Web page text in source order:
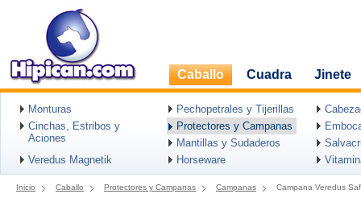
Caballo Cuadra Jinete
Monturas Pechopetrales y Tijerillas
Cinchas, Estribos y
Aciones
Protectores y Campanas
Mantillas y Sudaderos
Veredus Magnetik
Horseware
Inicio Caballo Protectores y Campanas Campanas Campana Veredus